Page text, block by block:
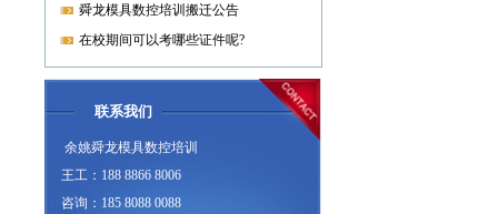
舜龙模具数控培训搬迁公告
在校期间可以考哪些证件呢?
联系我们
余姚舜龙模具数控培训
王工：188 8866 8006
咨询：185 8088 0088